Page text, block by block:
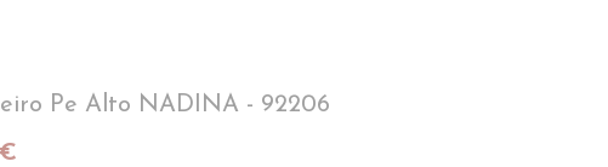
Pe Alto NADINA - 92206